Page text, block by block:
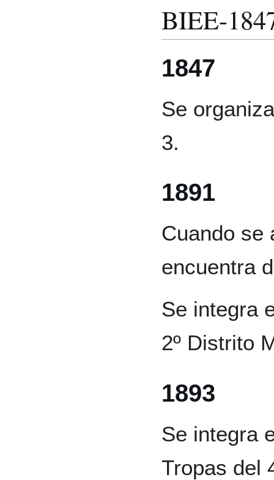
BIEE-
1847
Se
3.
1891
Cuando se
encuentra
Se integra
2º Distrito
1893
Se integra
Tropas del